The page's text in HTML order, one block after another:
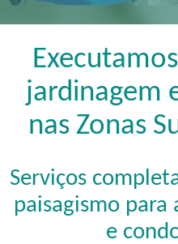
jardinagem
nas Zonas
Serviços
paisagismo para
e